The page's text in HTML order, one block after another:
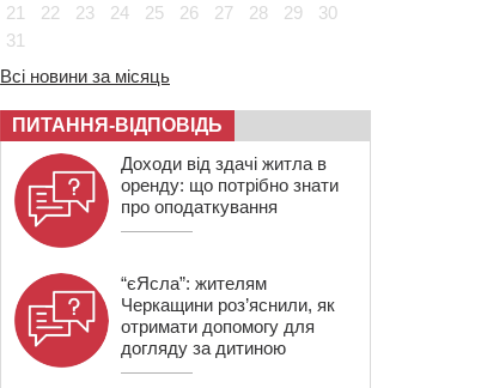
21
22 23 24 25 26 27 28 29
30
31
Всі новини за місяць
ПИТАННЯ-ВІДПОВІДЬ
Доходи від здачі житла в
оренду: що потрібно знати
про оподаткування
“єЯсла”: жителям
Черкащини роз’яснили, як
отримати допомогу для
догляду за дитиною